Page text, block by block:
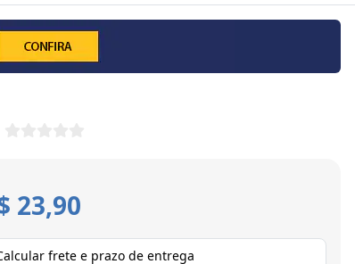
23,90
frete e prazo de entrega